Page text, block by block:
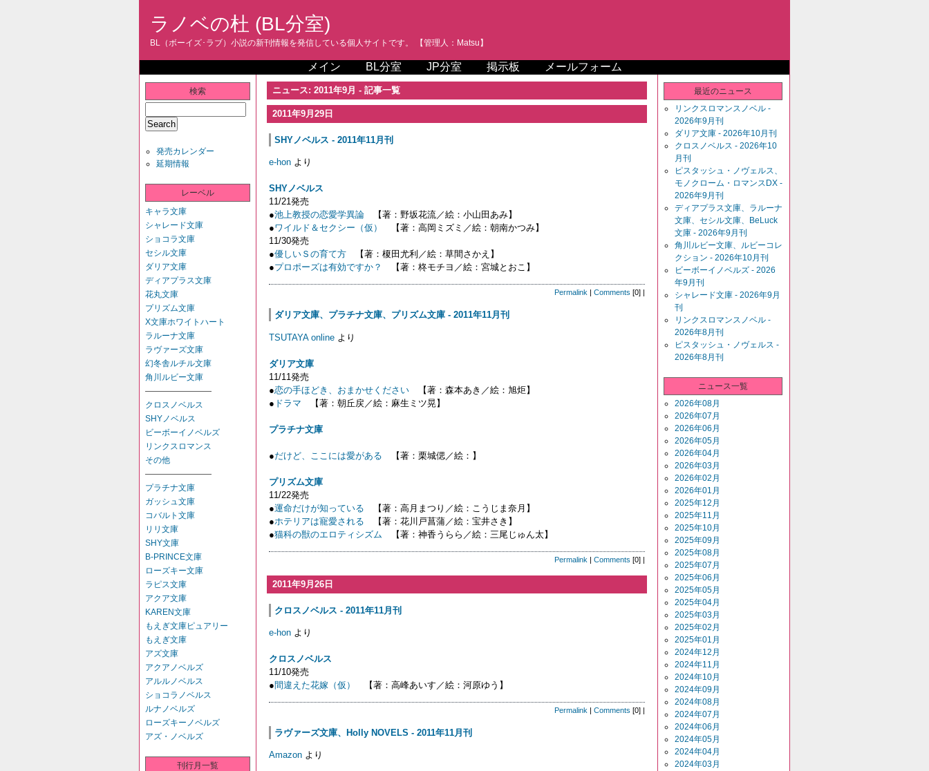
ラノベの杜 (BL分室)
BL（ボーイズ･ラブ）小説の新刊情報を発信している個人サイトです。 【管理人：Matsu】
メイン BL分室 JP分室 掲示板 メールフォーム
検索
発売カレンダー
延期情報
レーベル
キャラ文庫
シャレード文庫
ショコラ文庫
セシル文庫
ダリア文庫
ディアプラス文庫
花丸文庫
プリズム文庫
X文庫ホワイトハート
ラルーナ文庫
ラヴァーズ文庫
幻冬舎ルチル文庫
角川ルビー文庫
――――――――
クロスノベルス
SHYノベルス
ビーボーイノベルズ
リンクスロマンス
その他
――――――――
プラチナ文庫
ガッシュ文庫
コバルト文庫
リリ文庫
SHY文庫
B-PRINCE文庫
ローズキー文庫
ラピス文庫
アクア文庫
KAREN文庫
もえぎ文庫ピュアリー
もえぎ文庫
アズ文庫
アクアノベルズ
アルルノベルス
ショコラノベルス
ルナノベルズ
ローズキーノベルズ
アズ・ノベルズ
刊行月一覧
ニュース: 2011年9月 - 記事一覧
2011年9月29日
SHYノベルス - 2011年11月刊
e-hon より
SHYノベルス
11/21発売
●池上教授の恋愛学異論 【著：野坂花流／絵：小山田あみ】
●ワイルド＆セクシー（仮）
【著：高岡ミズミ／絵：朝南かつみ】
11/30発売
●優しいＳの育て方 【著：榎田尤利／絵：草間さかえ】
●プロポーズは有効ですか？ 【著：柊モチヨ／絵：宮城とおこ】
Permalink Comments [0] |
ダリア文庫、プラチナ文庫、プリズム文庫 - 2011年11月刊
TSUTAYA online より
ダリア文庫
11/11発売
●恋の手ほどき、おまかせください 【著：森本あき／絵：旭炬】
● ドラマ 【著：朝丘戻／絵：麻生ミツ晃】
プラチナ文庫
●だけど、ここには愛がある 【著：栗城偲／絵：】
プリズム文庫
11/22発売
●運命だけが知っている 【著：高月まつり／絵：こうじま奈月】
●ホテリアは寵愛される 【著：花川戸菖蒲／絵：宝井さき】
●猫科の獣のエロティシズム 【著：神香うらら／絵：三尾じゅん太】
Permalink | Comments [0] |
2011年9月26日
クロスノベルス - 2011年11月刊
e-hon より
クロスノベルス
11/10発売
●間違えた花嫁（仮） 【著：高峰あいす／絵：河原ゆう】
Permalink | Comments [0] |
ラヴァーズ文庫、Holly NOVELS - 2011年11月刊
Amazon より
最近のニュース
リンクスロマンスノベル -
2026年9月刊
ダリア文庫 - 2026年10月刊
クロスノベルス - 2026年10
月刊
ピスタッシュ・ノヴェルス、
モノクローム・ロマンスDX -
2026年9月刊
ディアプラス文庫、ラルーナ
文庫、セシル文庫、BeLuck
文庫 - 2026年9月刊
角川ルビー文庫、ルビーコレ
クション - 2026年10月刊
ビーボーイノベルズ - 2026
年9月刊
シャレード文庫 - 2026年9月
刊
リンクスロマンスノベル -
2026年8月刊
ピスタッシュ・ノヴェルス -
2026年8月刊
ニュース一覧
2026年08月
2026年07月
2026年06月
2026年05月
2026年04月
2026年03月
2026年02月
2026年01月
2025年12月
2025年11月
2025年10月
2025年09月
2025年08月
2025年07月
2025年06月
2025年05月
2025年04月
2025年03月
2025年02月
2025年01月
2024年12月
2024年11月
2024年10月
2024年09月
2024年08月
2024年07月
2024年06月
2024年05月
2024年04月
2024年03月